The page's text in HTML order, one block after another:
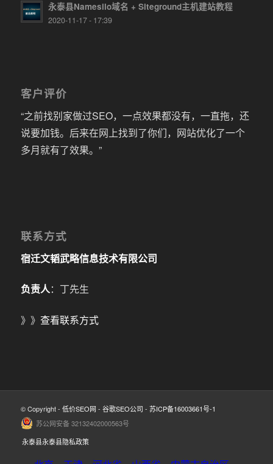
永泰县Namesilo域名 + Siteground主机建站教程
2020-11-17 - 17:39
客户评价
“之前找别家做过SEO，一点效果都没有，一直拖，还
说要加钱。后来在网上找到了你们，网站优化了一个
多月就有了效果。”
联系方式
宿迁文韬武略信息技术有限公司
负责人：丁先生
》》 查看联系方式
© Copyright - 低价SEO网 - 谷歌SEO公司 - 苏ICP备16003661号-1
苏公网安备 32132402000563号
永泰县永泰县隐私政策